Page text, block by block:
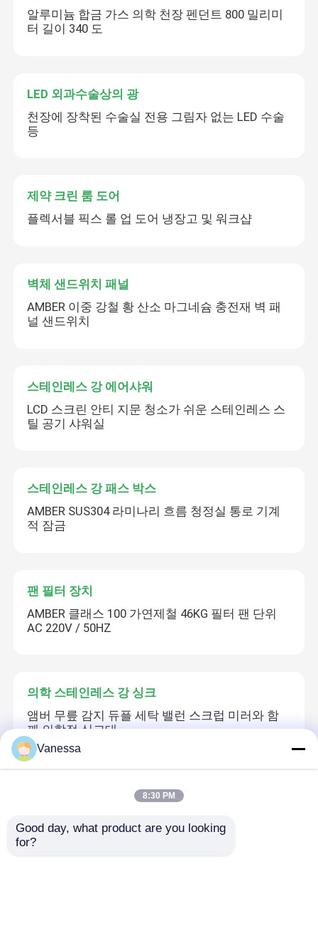
알루미늄 합금 가스 의학 천장 펜던트 800 밀리미
터 길이 340 도
LED 외과수술상의 광
천장에 장착된 수술실 전용 그림자 없는 LED 수술
등
제약 크린 룸 도어
플렉서블 픽스 롤 업 도어 냉장고 및 워크샵
벽체 샌드위치 패널
AMBER 이중 강철 황 산소 마그네슘 충전재 벽 패
널 샌드위치
스테인레스 강 에어샤워
LCD 스크린 안티 지문 청소가 쉬운 스테인레스 스
틸 공기 샤워실
스테인레스 강 패스 박스
AMBER SUS304 라미나리 흐름 청정실 통로 기계
적 잠금
팬 필터 장치
AMBER 클래스 100 가연제철 46KG 필터 팬 단위
AC 220V / 50HZ
의학 스테인레스 강 싱크
앰버 무릎 감지 듀플 세탁 밸런 스크럽 미러와 함
께 의학적 싱크대
스테인레스 강 의학 내각
Vanessa
8:30 PM
Good day, what product are you looking
for?